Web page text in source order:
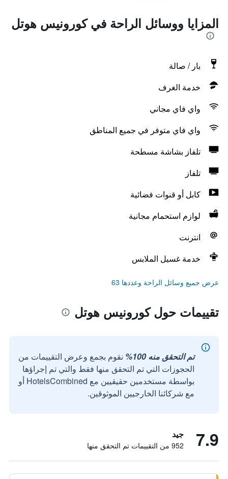
المزايا ووسائل الراحة في كورونيس هوتل
بار / صالة
خدمة الغرف
واي فاي مجاني
واي فاي متوفر في جميع المناطق
تلفاز بشاشة مسطحة
تلفاز
كابل أو قنوات فضائية
لوازم استحمام مجانية
انترنت
خدمة غسيل الملابس
عرض جميع وسائل الراحة وعددها 63
تقييمات حول كورونيس هوتل
تم التحقق منه 100%
نقوم بجمع وعرض التقييمات من
الحجوزات التي تم التحقق منها فقط والتي تم إجراؤها
بواسطة مستخدمين حقيقيين مع HotelsCombined أو
مع شركائنا الخارجيين الموثوقين.
7.9 جيد
952 من التقييمات تم التحقق منها